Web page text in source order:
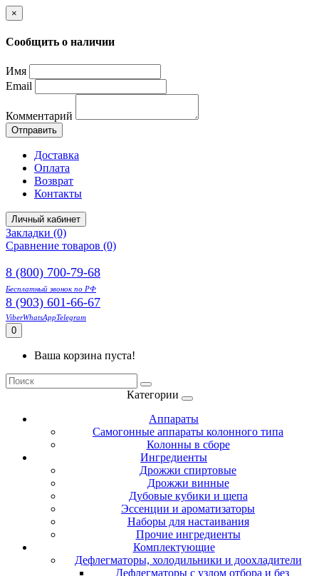
×
Сообщить о наличии
Имя
Email
Комментарий
Отправить
Доставка
Оплата
Возврат
Контакты
Личный кабинет
Закладки (0)
Сравнение товаров (0)
8 (800) 700-79-68
Бесплатный звонок по РФ
8 (903) 601-66-67
ViberWhatsAppTelegram
0
Ваша корзина пуста!
Категории
Аппараты
Самогонные аппараты колонного типа
Колонны в сборе
Ингредиенты
Дрожжи спиртовые
Дрожжи винные
Дубовые кубики и щепа
Эссенции и ароматизаторы
Наборы для настаивания
Прочие ингредиенты
Комплектующие
Дефлегматоры, холодильники и доохладители
Дефлегматоры с узлом отбора и без